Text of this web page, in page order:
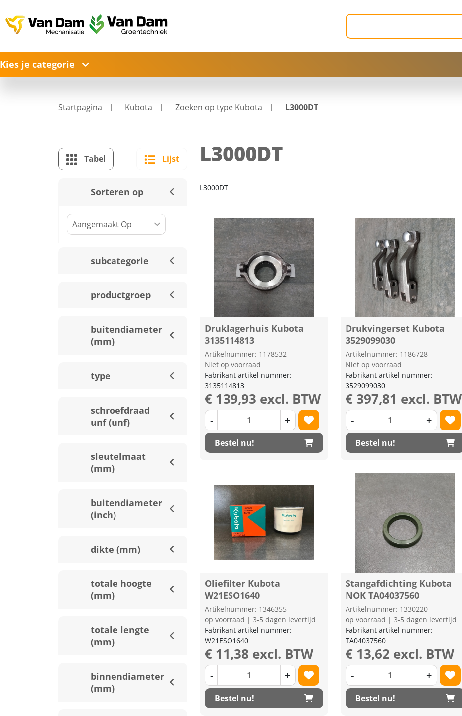
Kies je categorie
Startpagina Kubota Zoeken op type Kubota L3000DT
Tabel Lijst
Sorteren op
subcategorie
productgroep
buitendiameter
(mm)
type
schroefdraad
unf (unf)
sleutelmaat
(mm)
buitendiameter
(inch)
dikte (mm)
totale hoogte
(mm)
totale lengte
(mm)
binnendiameter
(mm)
L3000DT
L3000DT
Druklagerhuis Kubota
3135114813
Artikelnummer: 1178532
Niet op voorraad
Fabrikant artikel nummer:
3135114813
€ 139,93 excl. BTW
- +
Bestel nu!
Drukvingerset Kubota
3529099030
Artikelnummer: 1186728
Niet op voorraad
Fabrikant artikel nummer:
3529099030
€ 397,81 excl. BTW
- +
Bestel nu!
Oliefilter Kubota
W21ESO1640
Artikelnummer: 1346355
op voorraad | 3-5 dagen levertijd
Fabrikant artikel nummer:
W21ESO1640
€ 11,38 excl. BTW
- +
Bestel nu!
Stangafdichting Kubota
NOK TA04037560
Artikelnummer: 1330220
op voorraad | 3-5 dagen levertijd
Fabrikant artikel nummer:
TA04037560
€ 13,62 excl. BTW
- +
Bestel nu!